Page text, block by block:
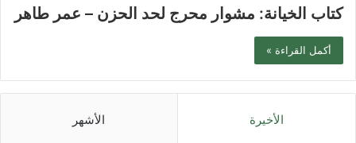
كتاب الخيانة: مشوار محرج لحد الحزن – عمر طاهر
أكمل القراءة »
الأخيرة الأشهر